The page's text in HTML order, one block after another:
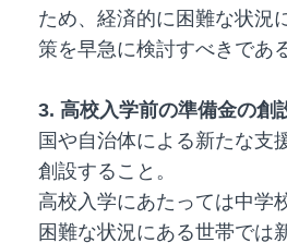
ため、経済的に困難な状況
策を早急に検討すべきであ
3. 高校入学前の準備金の創
国や自治体による新たな支
創設すること。
高校入学にあたっては中学
困難な状況にある世帯では